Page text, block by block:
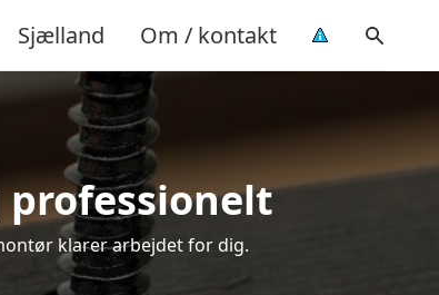
Sjælland Om / kontakt
klarer arbejdet for dig.